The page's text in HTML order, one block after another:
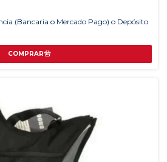
(Bancaria o Mercado Pago) o Depósito